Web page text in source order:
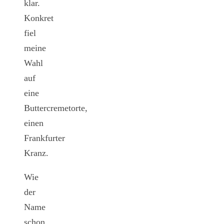
klar.
Konkret
fiel
meine
Wahl
auf
eine
Buttercremetorte,
einen
Frankfurter
Kranz.
Wie
der
Name
schon